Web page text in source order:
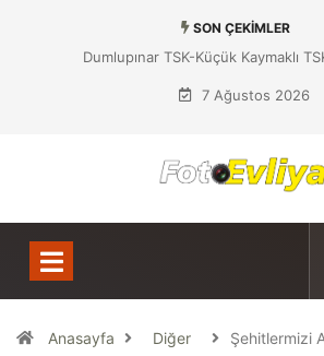
SON ÇEKIMLER
Dumlupınar TSK-Küçük Kaymaklı
7 Ağustos 2026
Anasayfa Diğer Şehitlermizi